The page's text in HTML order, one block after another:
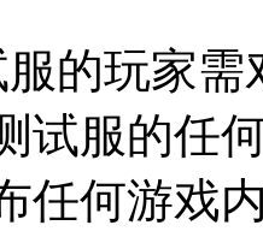
的玩家
试服的任
任何游戏内